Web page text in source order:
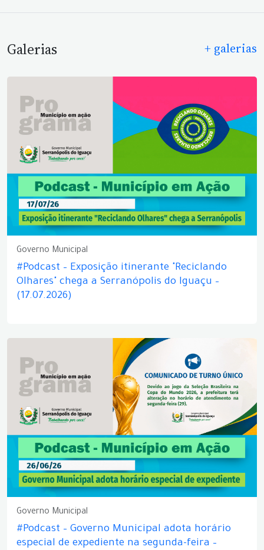
Galerias + galerias
Governo Municipal
#Podcast – Exposição itinerante "Reciclando
Olhares" chega a Serranópolis do Iguaçu –
(17.07.2026)
Governo Municipal
#Podcast – Governo Municipal adota horário
especial de expediente na segunda-feira –